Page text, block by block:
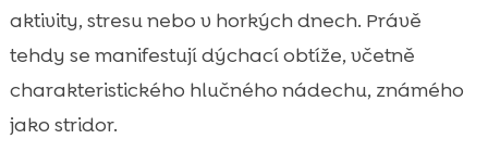
aktivity, stresu nebo v horkých dnech. Právě
tehdy se manifestují dýchací obtíže, včetně
charakteristického hlučného nádechu, známého
jako stridor.